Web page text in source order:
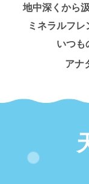
地中深くから
ミネラルフ
いつも
アナ